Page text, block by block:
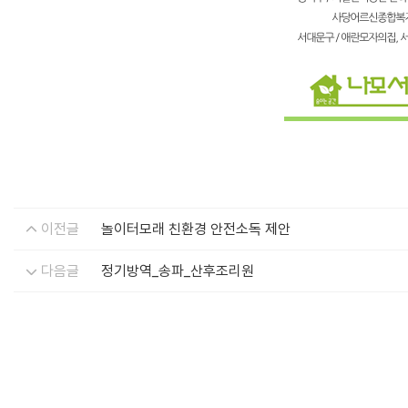
이전글 놀이터모래 친환경 안전소독 제안
다음글 정기방역_송파_산후조리원